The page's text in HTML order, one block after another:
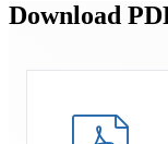
Download